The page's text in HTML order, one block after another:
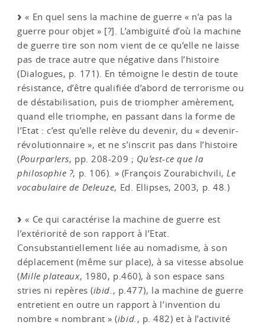
« En quel sens la machine de guerre « n’a pas la
guerre pour objet » [?]. L’ambiguïté d’où la machine
de guerre tire son nom vient de ce qu’elle ne laisse
pas de trace autre que négative dans l’histoire
(Dialogues, p. 171). En témoigne le destin de toute
résistance, d’être qualifiée d’abord de terrorisme ou
de déstabilisation, puis de triompher amèrement,
quand elle triomphe, en passant dans la forme de
l’Etat : c’est qu’elle relève du devenir, du « devenir-
révolutionnaire », et ne s’inscrit pas dans l’histoire
(Pourparlers, pp. 208-209 ; Qu’est-ce que la
philosophie ?, p. 106). » (François Zourabichvili,Le
vocabulaire de Deleuze, Ed. Ellipses, 2003, p. 48.)
« Ce qui caractérise la machine de guerre est
l’extériorité de son rapport à l’Etat.
Consubstantiellement liée au nomadisme, à son
déplacement (même sur place), à sa vitesse absolue
(Mille plateaux, 1980, p.460), à son espace sans
stries ni repères (ibid. , p.477), la machine de guerre
entretient en outre un rapport à l’invention du
nombre « nombrant » (ibid. , p. 482) et à l’activité